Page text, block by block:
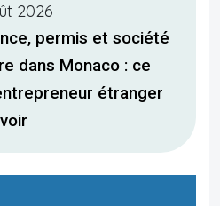
2026
permis et société
dans Monaco : ce
étranger